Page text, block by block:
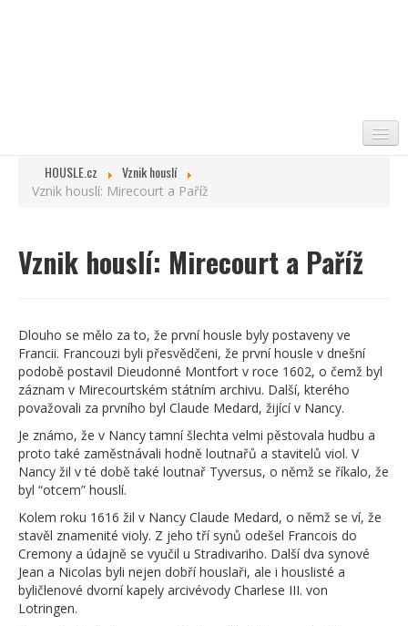
ZAJÍMAVOSTI
HOUSLE.cz Vznik houslí
Vznik houslí: Mirecourt a Paříž
Vznik houslí: Mirecourt a Paříž
Dlouho se mělo za to, že první housle byly postaveny ve
Francii. Francouzi byli přesvědčeni, že první housle v dnešní
podobě postavil Dieudonné Montfort v roce 1602, o čemž byl
záznam v Mirecourtském státním archivu. Další, kterého
považovali za prvního byl Claude Medard, žijící v Nancy.
Je známo, že v Nancy tamní šlechta velmi pěstovala hudbu a
proto také zaměstnávali hodně loutnařů a stavitelů viol. V
Nancy žil v té době také loutnař Tyversus, o němž se říkalo, že
byl “otcem” houslí.
Kolem roku 1616 žil v Nancy Claude Medard, o němž se ví, že
stavěl znamenité violy. Z jeho tří synů odešel Francois do
Cremony a údajně se vyučil u Stradivariho. Další dva synové
Jean a Nicolas byli nejen dobří houslaři, ale i houslisté a
byličlenové dvorní kapely arcivévody Charlese III. von
Lotringen.